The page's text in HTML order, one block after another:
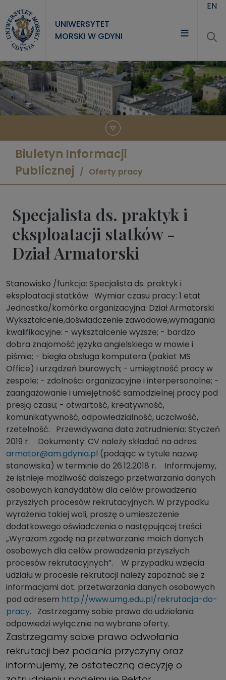
UNIWERSYTET
MORSKI W GDYNI
UNIWERSYTET
STUDIA
NAUKA
EN
Biuletyn Informacji
Publicznej
Oferty pracy
Specjalista ds. praktyk i
eksploatacji statków -
Dział Armatorski
Stanowisko /funkcja: Specjalista ds. praktyk i
eksploatacji statków Wymiar czasu pracy: 1 etat
Jednostka/komórka organizacyjna: Dział Armatorski
Wykształcenie,doświadczenie zawodowe,wymagania
kwalifikacyjne: - wykształcenie wyższe; - bardzo
dobra znajomość języka angielskiego w mowie i
piśmie; - biegła obsługa komputera (pakiet MS
Office) i urządzeń biurowych; - umiejętność pracy w
zespole; - zdolności organizacyjne i interpersonalne; -
zaangażowanie i umiejętność samodzielnej pracy pod
presją czasu; - otwartość, kreatywność,
komunikatywność, odpowiedzialność, uczciwość,
rzetelność. Przewidywana data zatrudnienia: Styczeń
2019 r. Dokumenty: CV należy składać na adres:
armator@am.gdynia.pl (podając w tytule nazwę
stanowiska) w terminie do 26.12.2018 r. Informujemy,
że istnieje możliwość dalszego przetwarzania danych
osobowych kandydatów dla celów prowadzenia
przyszłych procesów rekrutacyjnych. W przypadku
wyrażenia takiej woli, proszę o umieszczenie
dodatkowego oświadczenia o następującej treści:
„Wyrażam zgodę na przetwarzanie moich danych
osobowych dla celów prowadzenia przyszłych
procesów rekrutacyjnych”. W przypadku wzięcia
udziału w procesie rekrutacji należy zapoznać się z
informacjami dot. przetwarzania danych osobowych
pod adresem http://www.umg.edu.pl/rekrutacja-do-
pracy. Zastrzegamy sobie prawo do udzielania
odpowiedzi wyłącznie na wybrane oferty.
Zastrzegamy sobie prawo odwołania
rekrutacji bez podania przyczyny oraz
informujemy, że ostateczną decyzję o